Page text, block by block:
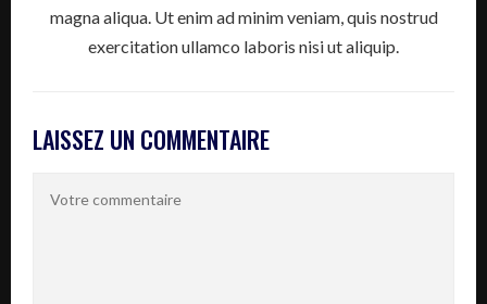
magna aliqua. Ut enim ad minim veniam, quis nostrud
exercitation ullamco laboris nisi ut aliquip.
LAISSEZ UN COMMENTAIRE